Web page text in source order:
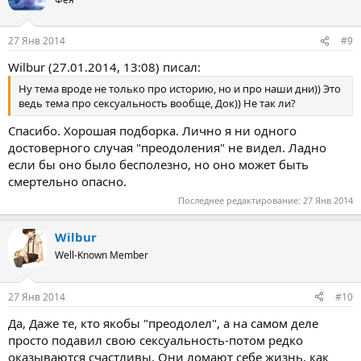
"размышлений наедине с самим собой". Меня часто
отправляли в эту одиночную камеру. Это было ужасно. Бывало,
я проводил там целые дни без воды и еды, потому что я не
меня не было".
В том лагере подростков морили голодом, но вот что тот же
самый пользователь рассказывает дальше: "Однажды я застал
одного из подростков, который на полосе препятствий
"отрывался" с работником лагеря".
Многие подобные лагеря зачастую добивались
противоположного эффекта. Подростки которые содержались
изолированно друг от друга, в конечном итоге оказывались в
одной постели.
Но вот две ужасные истории, которые доказывают, что
подобные лагеря не должны больше существовать.
"Кузина моего друга попала в этот лагерь. Несмотря на ее
жалобы родителям, просьбы уехать оттуда, заявления, что
"лечение" не работает и только уничтожает ее, развивает
27 Янв 2014 #9
Wilbur (27.01.2014, 13:08) писал:
Ну тема вроде не только про историю, но и про наши дни)) Это
ведь тема про сексуальность вообще, Док)) Не так ли?
Спасибо. Хорошая подборка. Лично я ни одного
достоверного случая "преодоления" не видел. Ладно
если бы оно было бесполезно, но оно может быть
смертельно опасно.
Последнее редактирование: 27 Янв 2014
Wilbur
Well-Known Member
27 Янв 2014 #10
Да, Даже те, кто якобы "преодолел", а на самом деле
просто подавил свою сексуальность-потом редко
оказываются счастливы. Они ломают себе жизнь, как